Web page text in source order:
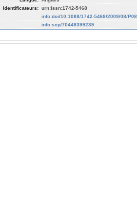
Identificateurs: urn:issn:1742-5468
info:doi/10.1088/1742-5468/2009/08/
info:scp/70449399239